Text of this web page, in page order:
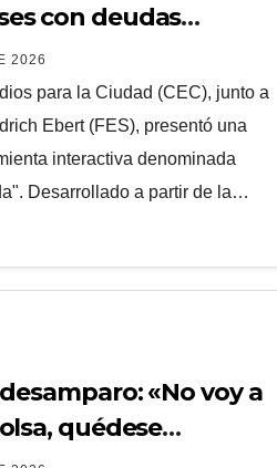
con deudas
2026
para la Ciudad (CEC), junto a
Ebert (FES), presentó una
interactiva denominada
Desarrollado a partir de la…
«No voy a
quédese